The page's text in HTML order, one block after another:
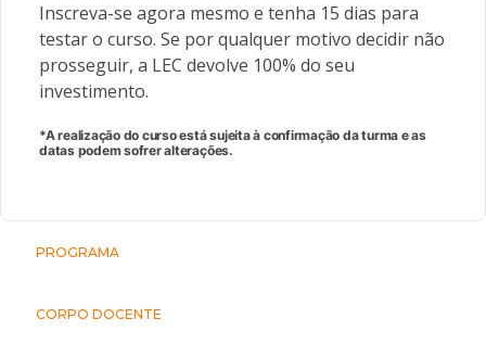
Inscreva-se agora mesmo e tenha 15 dias para
testar o curso. Se por qualquer motivo decidir não
prosseguir, a LEC devolve 100% do seu
investimento.
*A realização do curso está sujeita à confirmação da turma e as
datas podem sofrer alterações.
PROGRAMA
CORPO DOCENTE